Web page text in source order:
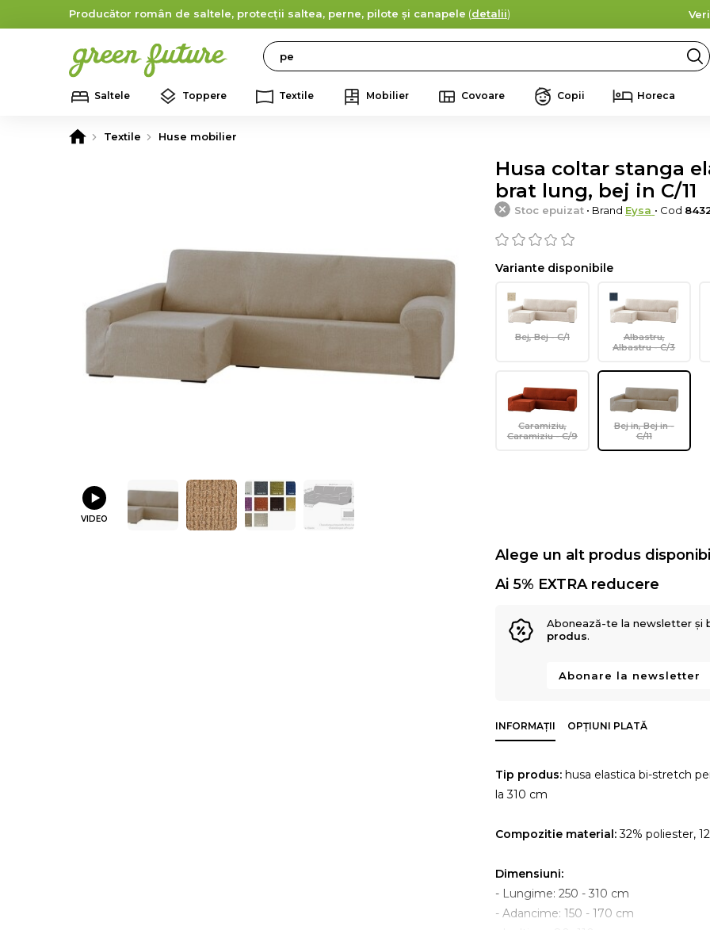
Producător român de saltele, protecții saltea, perne, pilote și canapele (detalii)
Search
Saltele Toppere Textile Mobilier Covoare Copii Horeca
Textile Huse mobilier
VIDEO
Husa coltar stanga
brat lung, bej in C/11
Stoc epuizat • Brand Eysa • Cod
Variante disponibile
Bej, Bej - C/1
Albastru,
Albastru - C/3
Caramiziu,
Caramiziu - C/9
Bej in, Bej in -
C/11
Alege un alt produs
Ai 5% EXTRA reducere
Abonează-te la newsletter și
produs.
Abonare la newsletter
INFORMAȚII OPȚIUNI PLATĂ
Tip produs: husa elastica bi-stretch
la 310 cm
Compozitie material:32% poliester,
Dimensiuni:
- Lungime: 250 - 310 cm
- Adancime: 150 - 170 cm